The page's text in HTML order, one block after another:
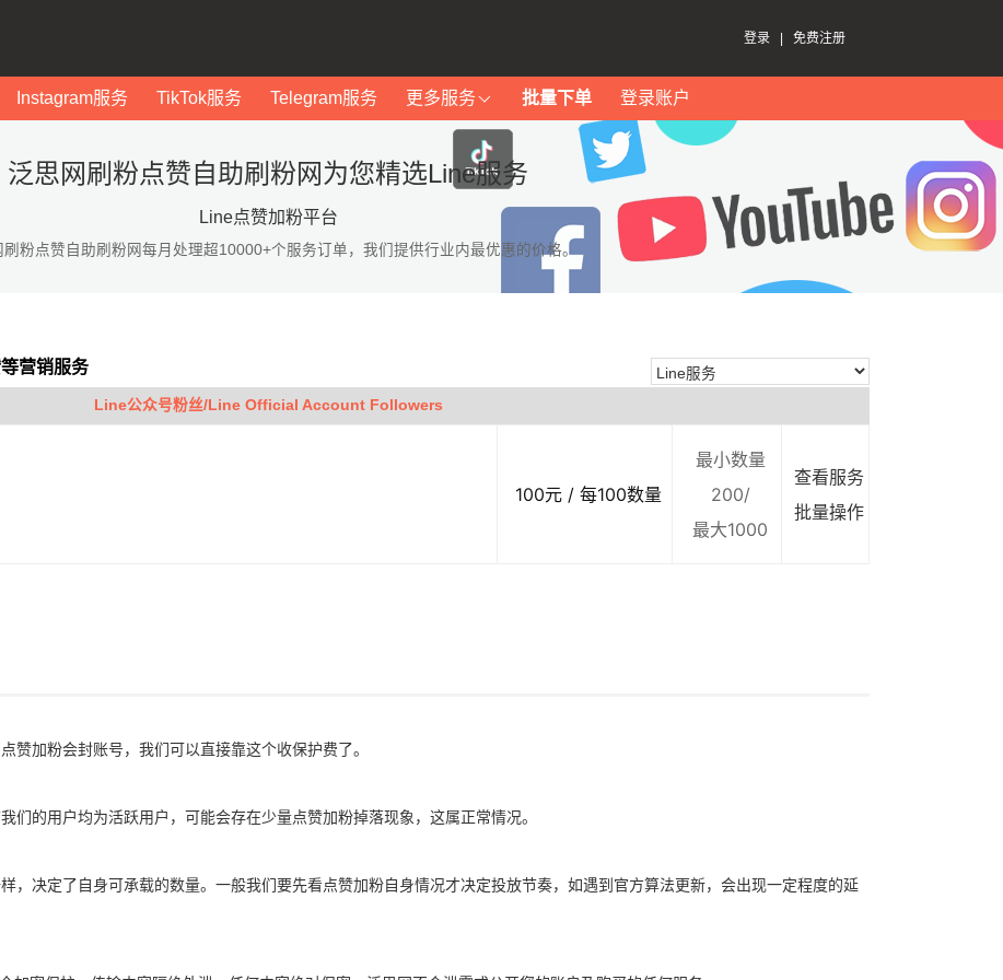
登录 免费注册
Instagram服务 TikTok服务 Telegram服务 更多服务 批量下单 登录账户
泛思网刷粉点赞自助刷粉网为您精选Line服务
Line点赞加粉平台
刷粉点赞自助刷粉网每月处理超10000+个服务订单，我们提供行业内最优惠的价格。
营销服务
Line公众号粉丝/Line Official Account Followers
100元 / 每100数量
最小数量
200/
最大1000
查看服务
批量操作
赞加粉会封账号，我们可以直接靠这个收保护费了。
们的用户均为活跃用户，可能会存在少量点赞加粉掉落现象，这属正常情况。
，决定了自身可承载的数量。一般我们要先看点赞加粉自身情况才决定投放节奏，如遇到官方算法更新，会出现一定程度的延